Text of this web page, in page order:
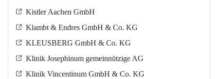
Kistler Aachen GmbH
Klambt & Endres GmbH & Co. KG
KLEUSBERG GmbH & Co. KG
Klinik Josephinum gemeinnützige AG
Klinik Vincentinum GmbH & Co. KG